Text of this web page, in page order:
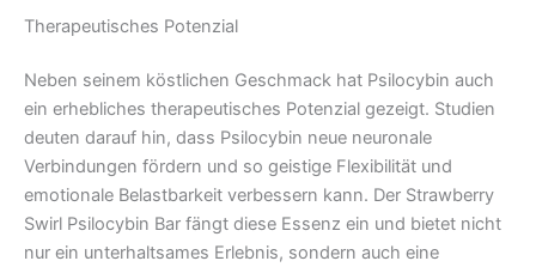
Therapeutisches Potenzial
Neben seinem köstlichen Geschmack hat Psilocybin auch
ein erhebliches therapeutisches Potenzial gezeigt. Studien
deuten darauf hin, dass Psilocybin neue neuronale
Verbindungen fördern und so geistige Flexibilität und
emotionale Belastbarkeit verbessern kann. Der Strawberry
Swirl Psilocybin Bar fängt diese Essenz ein und bietet nicht
nur ein unterhaltsames Erlebnis, sondern auch eine